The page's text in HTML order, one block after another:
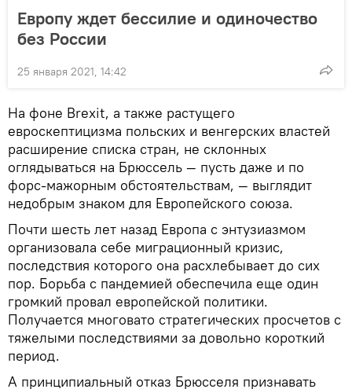
Европу ждет бессилие и одиночество
без России
25 января 2021, 14:42
На фоне Brexit, а также растущего
евроскептицизма польских и венгерских властей
расширение списка стран, не склонных
оглядываться на Брюссель — пусть даже и по
форс-мажорным обстоятельствам, — выглядит
недобрым знаком для Европейского союза.
Почти шесть лет назад Европа с энтузиазмом
организовала себе миграционный кризис,
последствия которого она расхлебывает до сих
пор. Борьба с пандемией обеспечила еще один
громкий провал европейской политики.
Получается многовато стратегических просчетов с
тяжелыми последствиями за довольно короткий
период.
А принципиальный отказ Брюсселя признавать